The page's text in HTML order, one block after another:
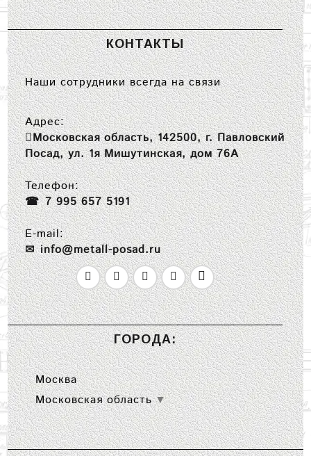
КОНТАКТЫ
Наши сотрудники всегда на связи
Адрес:
Московская область, 142500, г. Павловский
Посад, ул. 1я Мишутинская, дом 76А
Телефон:
7 995 657 5191
E-mail:
info@metall-posad.ru
ГОРОДА:
Москва
Московская область ▼